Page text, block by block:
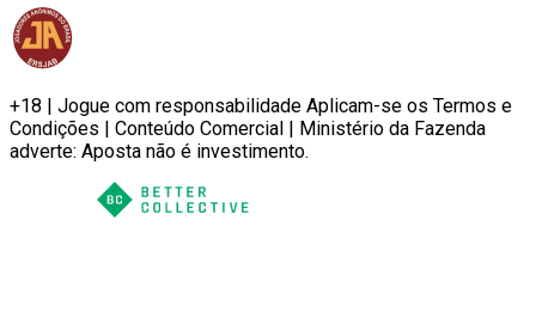
+18 | Jogue com responsabilidade Aplicam-se os Termos e
Condições | Conteúdo Comercial | Ministério da Fazenda
adverte: Aposta não é investimento.